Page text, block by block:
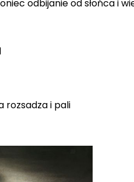
odbijanie od słońca i
rozsadza i pali